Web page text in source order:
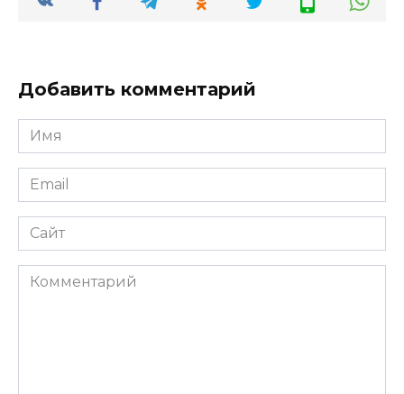
Добавить комментарий
Имя
*
Email
*
Сайт
Комментарий